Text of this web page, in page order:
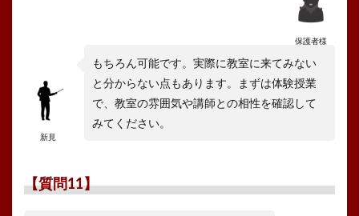
保護者様
新見
もちろん可能です。実際に教室に来てみない
と分からない点もあります。まずは体験授業
で、教室の雰囲気や講師との相性を確認して
みてください。
【質問11】